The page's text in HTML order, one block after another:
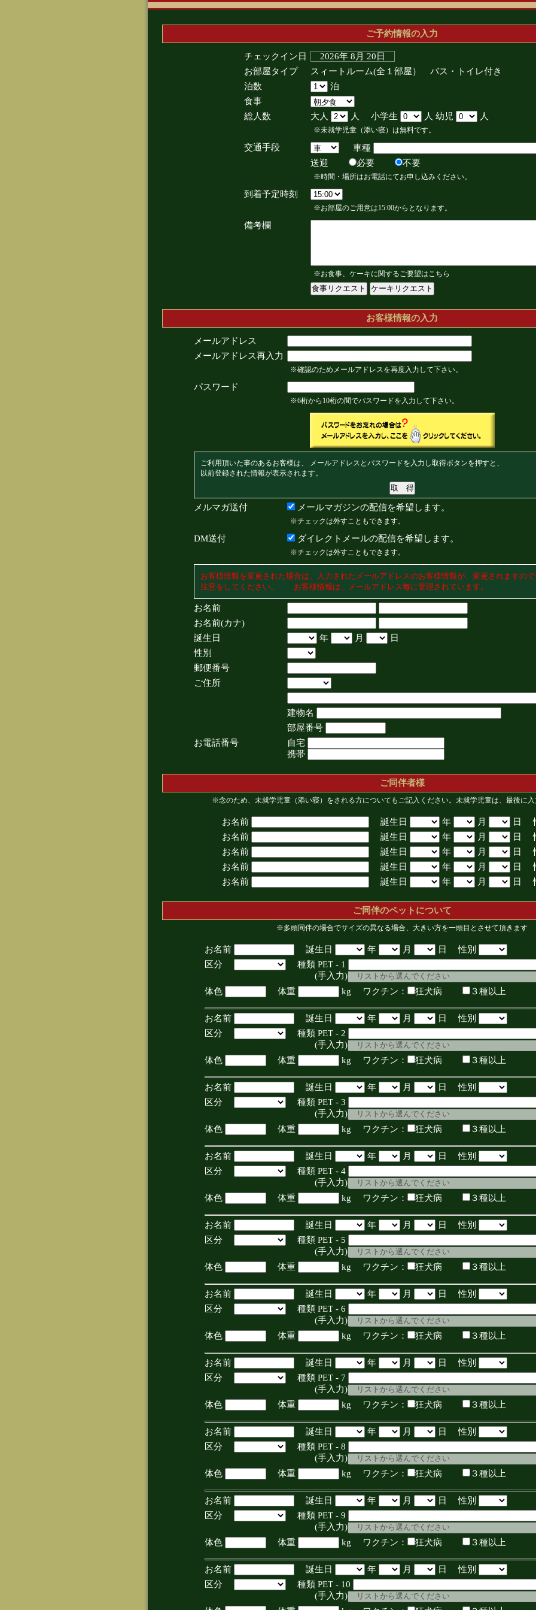
ご予約情報の入力
チェックイン日
2026年 8月 20日
お部屋タイプ
スィートルーム(全１部屋） バス・トイレ付き
泊数
泊
食事
総人数
大人 人 小学生 人 幼児 人
※未就学児童（添い寝）は無料です。
交通手段
車種
送迎
必要 不要
※時間・場所はお電話にてお申し込みください。
到着予定時刻
※お部屋のご用意は15:00からとなります。
備考欄
※お食事、ケーキに関するご要望はこちら
お客様情報の入力
メールアドレス
メールアドレス再入力
※確認のためメールアドレスを再度入力して下さい。
パスワード
※6桁から10桁の間でパスワードを入力して下さい。
ご利用頂いた事のあるお客様は、 メールアドレスとパスワードを入力し取得ボタンを押すと、
以前登録された情報が表示されます。
メルマガ送付 メールマガジンの配信を希望します。
※チェックは外すこともできます。
DM送付 ダイレクトメールの配信を希望します。
※チェックは外すこともできます。
お客様情報を変更された場合は、入力されたメールアドレスのお客様情報が、変更されますので
注意をしてください。 お客様情報は、メールアドレス毎に管理されています。
お名前
お名前(カナ)
誕生日
年 月
日
性別
郵便番号
ご住所
建物名
部屋番号
お電話番号
自宅
携帯
ご同伴者様
※念のため、未就学児童（添い寝）をされる方についてもご記入ください。未就学児童は、最後に入
お名前 誕生日 年 月
日
お名前
誕生日 年 月
日
お名前
誕生日 年 月
日
お名前
誕生日 年 月
日
お名前
誕生日 年 月 日
ご同伴のペットについて
※多頭同伴の場合でサイズの異なる場合、大きい方を一頭目とさせて頂きます
お名前 誕生日 年 月
日 性別
区分
種類 PET - 1
(手入力)
体色
体重 kg ワクチン： 狂犬病 ３種以上
お名前 誕生日 年 月
日 性別
区分
種類 PET - 2
(手入力)
体色
体重 kg ワクチン： 狂犬病 ３種以上
お名前 誕生日 年 月
日 性別
区分
種類 PET - 3
(手入力)
体色
体重 kg ワクチン： 狂犬病 ３種以上
お名前 誕生日 年 月
日 性別
区分
種類 PET - 4
(手入力)
体色
体重 kg ワクチン： 狂犬病 ３種以上
お名前 誕生日 年 月
日 性別
区分
種類 PET - 5
(手入力)
体色
体重 kg ワクチン： 狂犬病 ３種以上
お名前 誕生日 年 月
日 性別
区分
種類 PET - 6
(手入力)
体色
体重 kg ワクチン： 狂犬病 ３種以上
お名前 誕生日 年 月
日 性別
区分
種類 PET - 7
(手入力)
体色
体重 kg ワクチン： 狂犬病 ３種以上
お名前 誕生日 年 月
日 性別
区分
種類 PET - 8
(手入力)
体色
体重 kg ワクチン： 狂犬病 ３種以上
お名前 誕生日 年 月
日 性別
区分
種類 PET - 9
(手入力)
体色
体重 kg ワクチン： 狂犬病 ３種以上
お名前 誕生日 年 月
日 性別
区分
種類 PET - 10
(手入力)